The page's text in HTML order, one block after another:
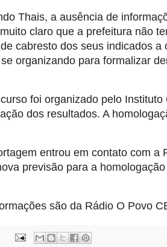
Thais, a ausência de
claro que a prefeitura não
cabresto dos seus indicados
organizando para formalizar
foi organizado pelo
dos resultados. A
entrou em contato com a
previsão para a
são da Rádio O Povo